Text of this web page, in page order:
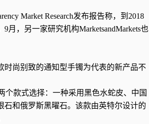
Market Research发布报告称，到2018
，另一家研究机构MarketsandMarkets也
时尚别致的通知型手镯为代表的新产品不
个款式选择：一种采用黑色水蛇皮、中国
和俄罗斯黑曜石。该款由英特尔设计的